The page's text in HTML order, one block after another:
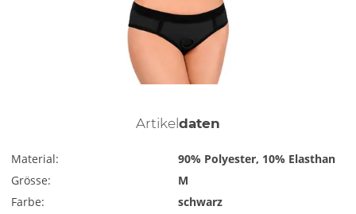
Artikeldaten
Material:
90% Polyester, 10% Elasthan
Grösse:
M
Farbe:
schwarz